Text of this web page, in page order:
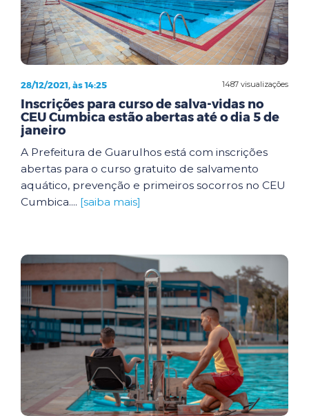
1487 visualizações
28/12/2021, às 14:25
Inscrições para curso de salva-vidas no
CEU Cumbica estão abertas até o dia 5 de
janeiro
A Prefeitura de Guarulhos está com inscrições
abertas para o curso gratuito de salvamento
aquático, prevenção e primeiros socorros no CEU
Cumbica.... [saiba mais]